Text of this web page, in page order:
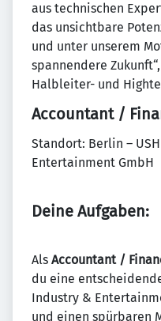
aus technischen
das unsichtbare
und unter unserem
spannendere
Halbleiter- und
Accountant /
Standort: Berlin –
Entertainment GmbH
Deine Aufgaben:
Als Accountant /
du eine
Industry &
und einen spürbaren